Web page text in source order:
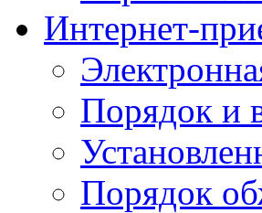
Интернет-
Порядок и
Порядок